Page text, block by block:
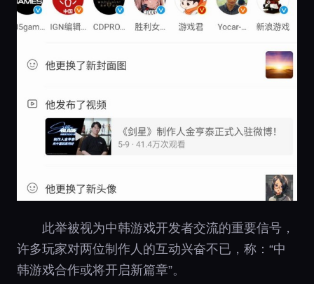
此举被视为中韩游戏开发者交流的重要信号，
许多玩家对两位制作人的互动兴奋不已，称：“中
韩游戏合作或将开启新篇章”。